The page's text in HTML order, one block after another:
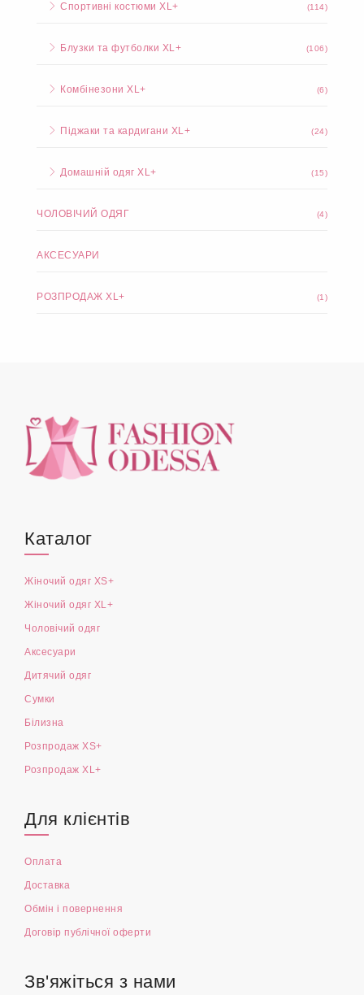
Спортивні костюми XL+ (114)
Блузки та футболки XL+ (106)
Комбінезони XL+ (6)
Піджаки та кардигани XL+ (24)
Домашній одяг XL+ (15)
ЧОЛОВІЧИЙ ОДЯГ (4)
АКСЕСУАРИ
РОЗПРОДАЖ XL+ (1)
Каталог
Жіночий одяг XS+
Жіночий одяг XL+
Чоловічий одяг
Аксесуари
Дитячий одяг
Сумки
Білизна
Розпродаж XS+
Розпродаж XL+
Для клієнтів
Оплата
Доставка
Обмін і повернення
Договір публічної оферти
Зв'яжіться з нами